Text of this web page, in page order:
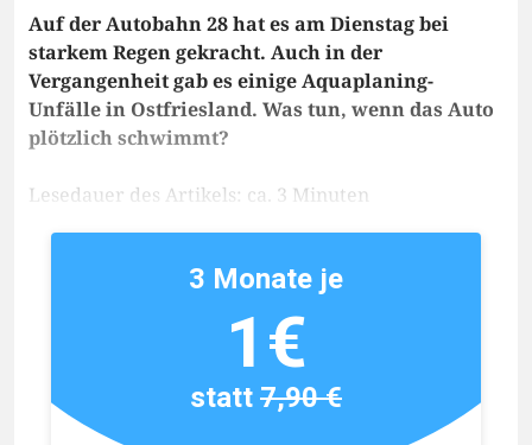
Auf der Autobahn 28 hat es am Dienstag bei
starkem Regen gekracht. Auch in der
Vergangenheit gab es einige Aquaplaning-
Unfälle in Ostfriesland. Was tun, wenn das Auto
plötzlich schwimmt?
Lesedauer des Artikels: ca. 3 Minuten
3 Monate je
1€
statt7,90 €